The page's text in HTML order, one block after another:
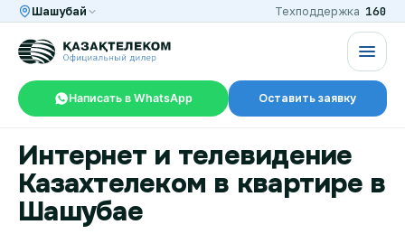
Шашубай Техподдержка 160
Написать в WhatsApp Оставить заявку
Интернет и телевидение
Казахтелеком в квартире в
Шашубае